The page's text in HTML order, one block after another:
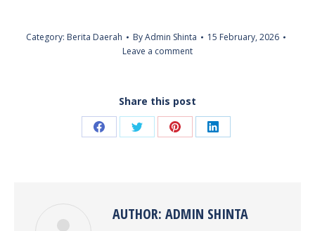
Category: Berita Daerah ByAdmin Shinta
15 February, 2026
Leave a comment
Share this post
Share Share Share Share
AUTHOR: ADMIN SHINTA